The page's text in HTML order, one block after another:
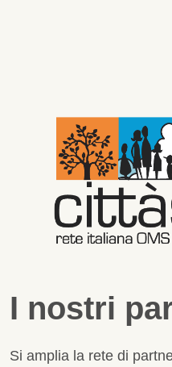
I nostri
Si amplia la rete di